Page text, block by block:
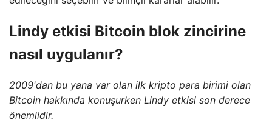
Lindy etkisi Bitcoin blok zincirine
nasıl uygulanır?
2009'dan bu yana var olan ilk kripto para birimi olan
Bitcoin hakkında konuşurken Lindy etkisi son derece
önemlidir.